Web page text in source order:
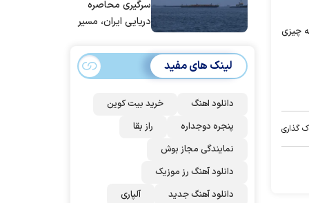
چیزی
گذاری
پاکستان می
سرگیری محاصره
دریایی ایران، مسیر
تغییر داده‌ایم
لینک های مفید
دانلود اهنگ
خرید بیت کوین
پنجره دوجداره
راز بقا
نمایندگی مجاز بوش
دانلود آهنگ رز‌ موزیک
دانلود آهنگ جدید
آلپاری